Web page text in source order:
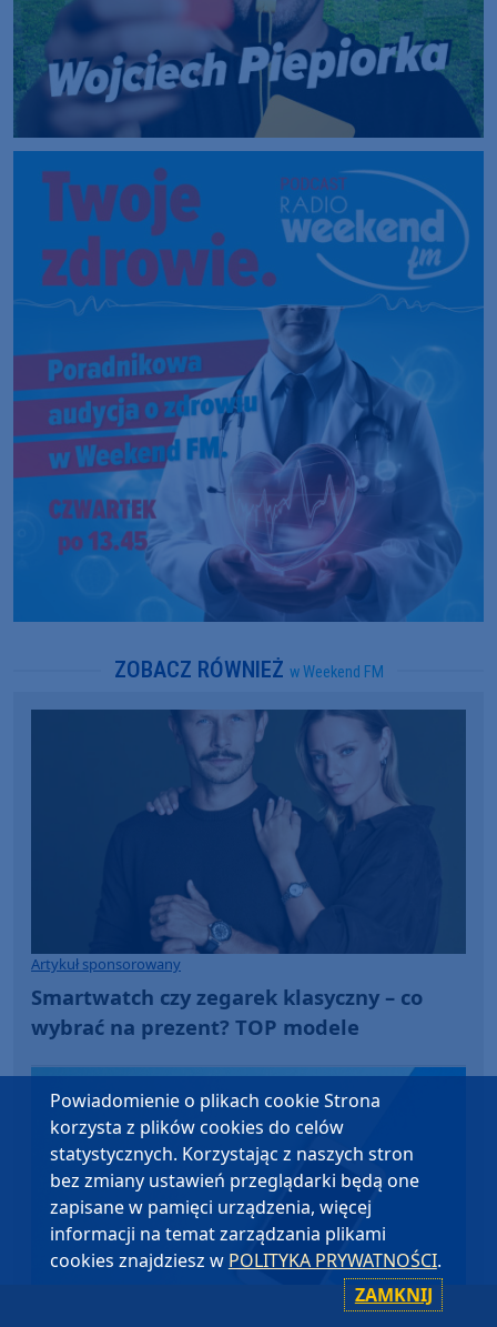
ZOBACZ RÓWNIEŻ w Weekend FM
Artykuł sponsorowany
Smartwatch czy zegarek klasyczny – co
wybrać na prezent? TOP modele
Powiadomienie o plikach cookie Strona
korzysta z plików cookies do celów
statystycznych. Korzystając z naszych stron
bez zmiany ustawień przeglądarki będą one
zapisane w pamięci urządzenia, więcej
informacji na temat zarządzania plikami
cookies znajdziesz w POLITYKA PRYWATNOŚCI.
ZAMKNIJ